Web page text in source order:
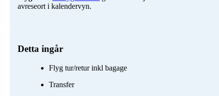
avreseort i kalendervyn.
Detta ingår
Flyg tur/retur inkl bagage
Transfer